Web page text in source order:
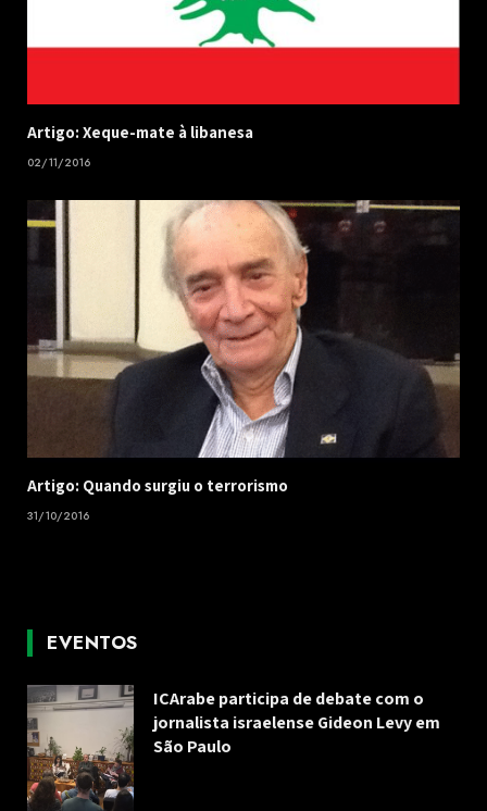
Artigo: Xeque-mate à libanesa
02/11/2016
Artigo: Quando surgiu o terrorismo
31/10/2016
EVENTOS
ICArabe participa de debate com o
jornalista israelense Gideon Levy em
São Paulo